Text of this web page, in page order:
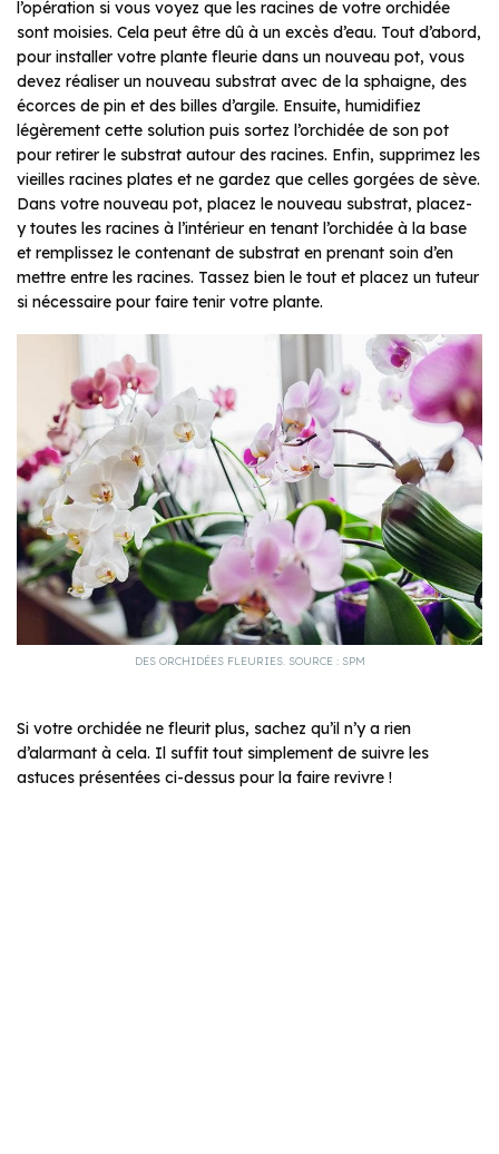
l’opération si vous voyez que les racines de votre orchidée
sont moisies. Cela peut être dû à un excès d’eau. Tout d’abord,
pour installer votre plante fleurie dans un nouveau pot, vous
devez réaliser un nouveau substrat avec de la sphaigne, des
écorces de pin et des billes d’argile. Ensuite, humidifiez
légèrement cette solution puis sortez l’orchidée de son pot
pour retirer le substrat autour des racines. Enfin, supprimez les
vieilles racines plates et ne gardez que celles gorgées de sève.
Dans votre nouveau pot, placez le nouveau substrat, placez-
y toutes les racines à l’intérieur en tenant l’orchidée à la base
et remplissez le contenant de substrat en prenant soin d’en
mettre entre les racines. Tassez bien le tout et placez un tuteur
si nécessaire pour faire tenir votre plante.
DES ORCHIDÉES FLEURIES. SOURCE : SPM
Si votre orchidée ne fleurit plus, sachez qu’il n’y a rien
d’alarmant à cela. Il suffit tout simplement de suivre les
astuces présentées ci-dessus pour la faire revivre !